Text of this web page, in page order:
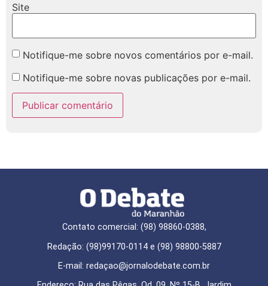
Site
Notifique-me sobre novos comentários por e-mail.
Notifique-me sobre novas publicações por e-mail.
Contato comercial: (98) 98860-0388,
Redação: (98)99170-0114 e (98) 98800-5887
E-mail: redaçao@jornalodebate.com.br